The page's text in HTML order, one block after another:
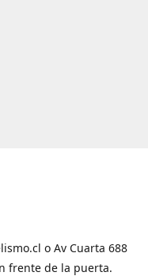
o Av Cuarta 688
frente de la puerta.